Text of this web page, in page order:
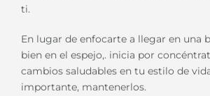
ti.
En lugar de enfocarte a llegar en una
bien en el espejo,. inicia por
cambios saludables en tu estilo de
importante, mantenerlos.